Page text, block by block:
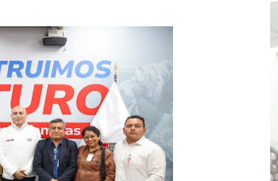
evitar pagar por telefonía, internet o
PRIMEROS MESES DE GESTIÓN RECUPERARÁ
SIN ENERGÍA POR NO RESPETARSE LAS
de internet o telefonía solo toma un día hábil
recomienda verificar la cobertura móvil de tu